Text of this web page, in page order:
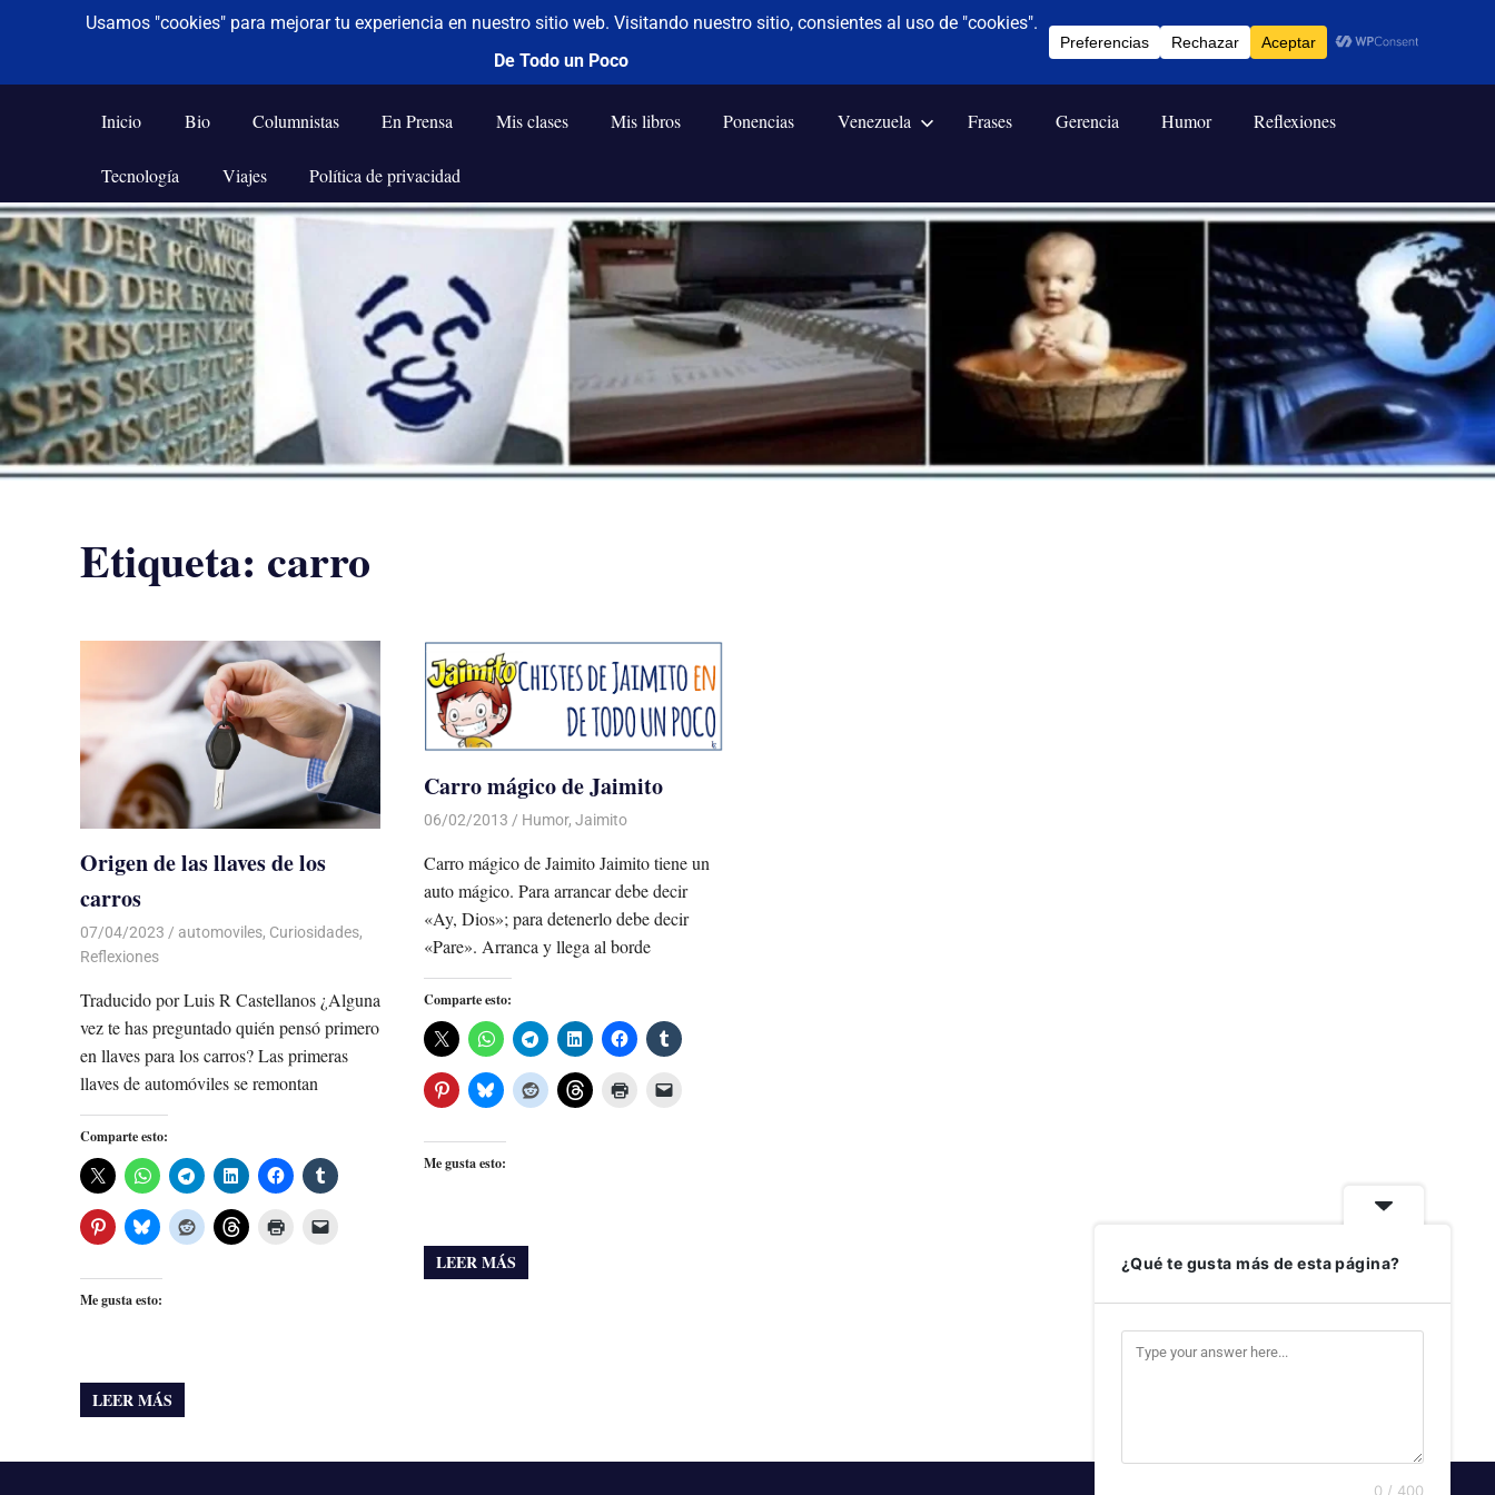
Saltar
al
contenido
De todo un poco
Frases,
Humor,
Tecnología
y
Viajes
Inicio Bio Columnistas En Prensa Mis clases Mis libros Ponencias Venezuela Frases Gerencia Humor Reflexiones
Tecnología Viajes Política de privacidad
Etiqueta: carro
Origen de las llaves de los
carros
07/04/2023 De todo un Poco
automoviles, Curiosidades,
Reflexiones
Traducido por Luis R Castellanos ¿Alguna
vez te has preguntado quién pensó primero
en llaves para los carros? Las primeras
llaves de automóviles se remontan
Comparte esto:
Me gusta esto:
LEER MÁS
Carro mágico de Jaimito
06/02/2013 Luis Castellanos
Humor, Jaimito
Carro mágico de Jaimito Jaimito tiene un
auto mágico. Para arrancar debe decir
«Ay, Dios»; para detenerlo debe decir
«Pare». Arranca y llega al borde
Comparte esto:
Me gusta esto:
LEER MÁS ¿Qué te gusta más de esta página?
0 / 400